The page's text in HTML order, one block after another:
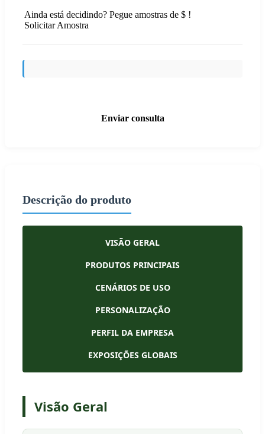
Ainda está decidindo? Pegue amostras de $ !
Solicitar Amostra
Enviar consulta
Descrição do produto
VISÃO GERAL
PRODUTOS PRINCIPAIS
CENÁRIOS DE USO
PERSONALIZAÇÃO
PERFIL DA EMPRESA
EXPOSIÇÕES GLOBAIS
Visão Geral